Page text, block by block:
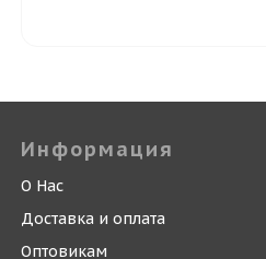
Информация
О Нас
Доставка и оплата
Оптовикам